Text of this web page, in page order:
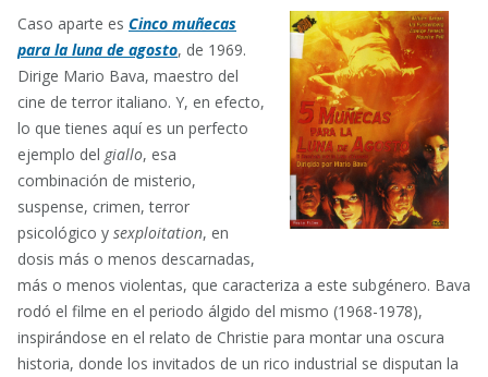
Caso aparte es Cinco muñecas
para la luna de agosto, de 1969.
Dirige Mario Bava, maestro del
cine de terror italiano. Y, en efecto,
lo que tienes aquí es un perfecto
ejemplo del giallo, esa
combinación de misterio,
suspense, crimen, terror
psicológico y sexploitation, en
dosis más o menos descarnadas,
más o menos violentas, que caracteriza a este subgénero. Bava
rodó el filme en el periodo álgido del mismo (1968-1978),
inspirándose en el relato de Christie para montar una oscura
historia, donde los invitados de un rico industrial se disputan la